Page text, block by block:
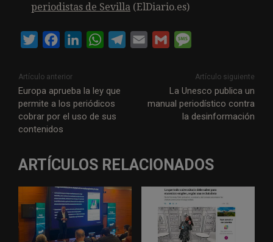
periodistas de Sevill a (ElDiario.es)
i
t
t
c
e
b
k
k
e
n
W
s
p
m
l
i
l
s
a
Artículo anterior
Europa aprueba la ley que
permite a los periódicos
cobrar por el uso de sus
contenidos
Artículo siguiente
La Unesco publica un
manual periodístico contra
la desinformación
ARTÍCULOS RELACIONADOS